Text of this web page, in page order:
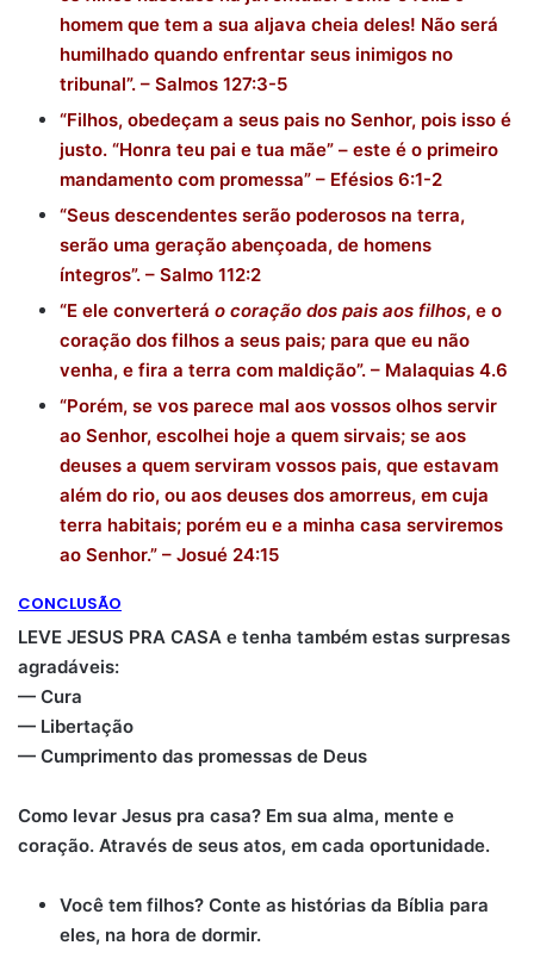
homem que tem a sua aljava cheia deles! Não será
humilhado quando enfrentar seus inimigos no
tribunal”. – Salmos 127:3-5
“Filhos, obedeçam a seus pais no Senhor, pois isso é
justo. “Honra teu pai e tua mãe” – este é o primeiro
mandamento com promessa” – Efésios 6:1-2
“Seus descendentes serão poderosos na terra,
serão uma geração abençoada, de homens
íntegros”. – Salmo 112:2
“E ele converterá o coração dos pais aos filhos, e o
coração dos filhos a seus pais; para que eu não
venha, e fira a terra com maldição”. – Malaquias 4.6
“Porém, se vos parece mal aos vossos olhos servir
ao Senhor, escolhei hoje a quem sirvais; se aos
deuses a quem serviram vossos pais, que estavam
além do rio, ou aos deuses dos amorreus, em cuja
terra habitais; porém eu e a minha casa serviremos
ao Senhor.” – Josué 24:15
CONCLUSÃO
LEVE JESUS PRA CASA e tenha também estas surpresas
agradáveis:
— Cura
— Libertação
— Cumprimento das promessas de Deus
Como levar Jesus pra casa? Em sua alma, mente e
coração. Através de seus atos, em cada oportunidade.
Você tem filhos? Conte as histórias da Bíblia para
eles, na hora de dormir.